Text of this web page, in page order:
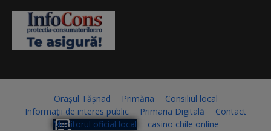
Orașul Tășnad Primăria
Consiliul local
Informații de interes public
Primaria Digitală
Contact
Monitorul oficial local
casino chile online